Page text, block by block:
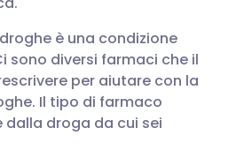
via WhatsApp
link
🇸🇦 عربي
è una condizione
sono diversi farmaci che il
per aiutare con la
Il tipo di farmaco
droga da cui sei